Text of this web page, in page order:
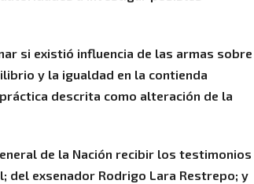
si existió influencia de las armas sobre
y la igualdad en la contienda
descrita como alteración de la
de la Nación recibir los testimonios
del exsenador Rodrigo Lara Restrepo; y